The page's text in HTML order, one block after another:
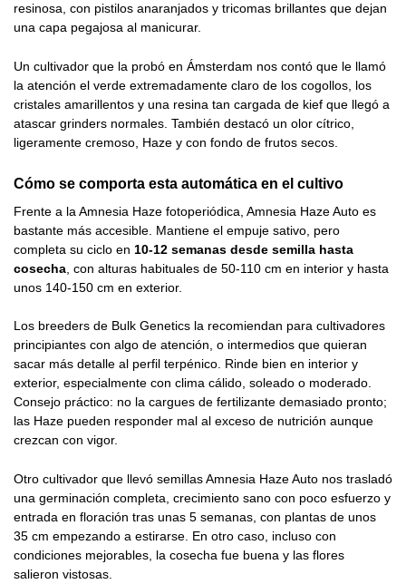
resinosa, con pistilos anaranjados y tricomas brillantes que dejan
una capa pegajosa al manicurar.
Un cultivador que la probó en Ámsterdam nos contó que le llamó
la atención el verde extremadamente claro de los cogollos, los
cristales amarillentos y una resina tan cargada de kief que llegó a
atascar grinders normales. También destacó un olor cítrico,
ligeramente cremoso, Haze y con fondo de frutos secos.
Cómo se comporta esta automática en el cultivo
Frente a la Amnesia Haze fotoperiódica, Amnesia Haze Auto es
bastante más accesible. Mantiene el empuje sativo, pero
completa su ciclo en 10-12 semanas desde semilla hasta
cosecha , con alturas habituales de 50-110 cm en interior y hasta
unos 140-150 cm en exterior.
Los breeders de Bulk Genetics la recomiendan para cultivadores
principiantes con algo de atención, o intermedios que quieran
sacar más detalle al perfil terpénico. Rinde bien en interior y
exterior, especialmente con clima cálido, soleado o moderado.
Consejo práctico: no la cargues de fertilizante demasiado pronto;
las Haze pueden responder mal al exceso de nutrición aunque
crezcan con vigor.
Otro cultivador que llevó semillas Amnesia Haze Auto nos trasladó
una germinación completa, crecimiento sano con poco esfuerzo y
entrada en floración tras unas 5 semanas, con plantas de unos
35 cm empezando a estirarse. En otro caso, incluso con
condiciones mejorables, la cosecha fue buena y las flores
salieron vistosas.